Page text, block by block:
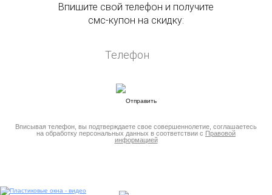
Впишите свой телефон и получите
смс-купон на скидку:
Вписывая телефон, вы подтверждаете свое совершеннолетие, соглашаетесь
на обработку персональных данных в соответствии с Правовой
информацией